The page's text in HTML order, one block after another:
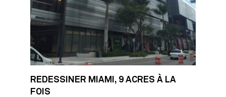
REDESSINER MIAMI, 9 ACRES À LA
FOIS